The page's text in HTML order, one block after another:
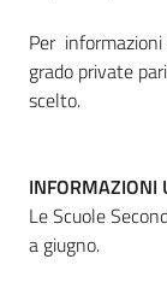
Per informazioni
grado private
scelto.
INFORMAZIONI
Le Scuole
a giugno.